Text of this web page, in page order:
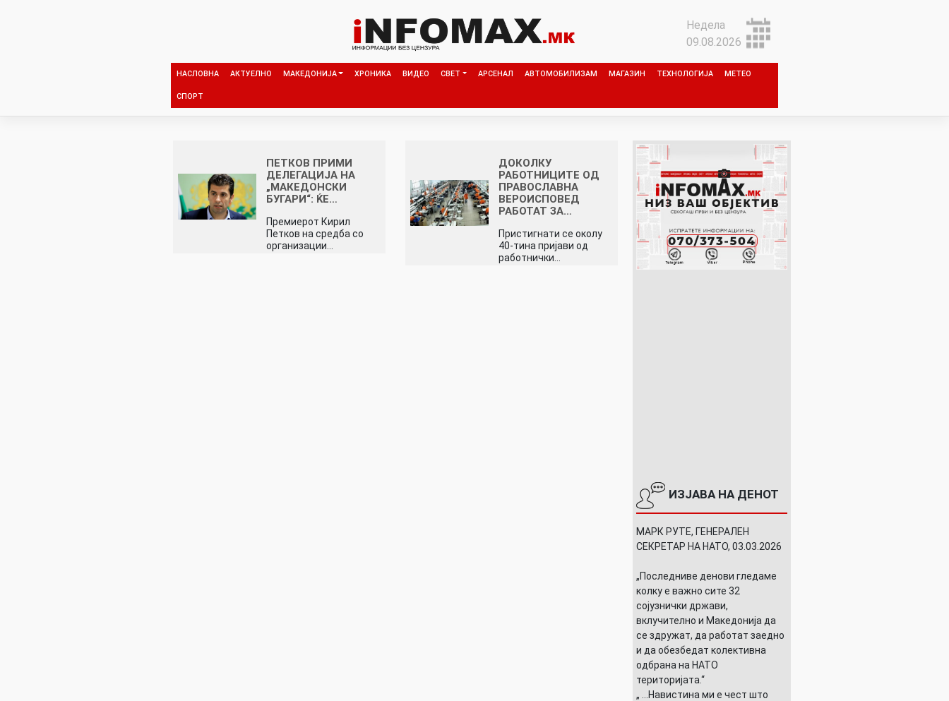
Недела
09.08.2026
НАСЛОВНА АКТУЕЛНО МАКЕДОНИЈА ХРОНИКА ВИДЕО СВЕТ АРСЕНАЛ АВТОМОБИЛИЗАМ МАГАЗИН ТЕХНОЛОГИЈА МЕТЕО
СПОРТ
ПЕТКОВ ПРИМИ
ДЕЛЕГАЦИЈА НА
„МАКЕДОНСКИ
БУГАРИ“: ЌЕ…
Премиерот Кирил
Петков на средба со
организации…
ДОКОЛКУ
РАБОТНИЦИТЕ ОД
ПРАВОСЛАВНА
ВЕРОИСПОВЕД
РАБОТАТ ЗА…
Пристигнати се околу
40-тина пријави од
работнички…
ИЗЈАВА НА ДЕНОТ
МАРК РУТЕ, ГЕНЕРАЛЕН
СЕКРЕТАР НА НАТО, 03.03.2026
„Последниве денови гледаме
колку е важно сите 32
сојузнички држави,
вклучително и Македонија да
се здружат, да работат заедно
и да обезбедат колективна
одбрана на НАТО
територијата.“
„ ...Навистина ми е чест што